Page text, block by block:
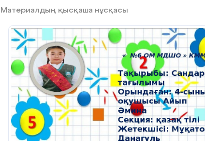
Орындаған:Джанбулатова Салтанат
Лауазымы:Бастауыш сынып мұғалімі
Материалдың қысқаша нұсқасы